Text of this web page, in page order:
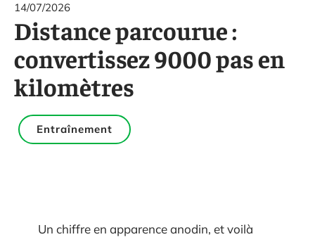
14/07/2026
Distance parcourue :
convertissez 9000 pas en
kilomètres
Entraînement
Un chiffre en apparence anodin, et voilà